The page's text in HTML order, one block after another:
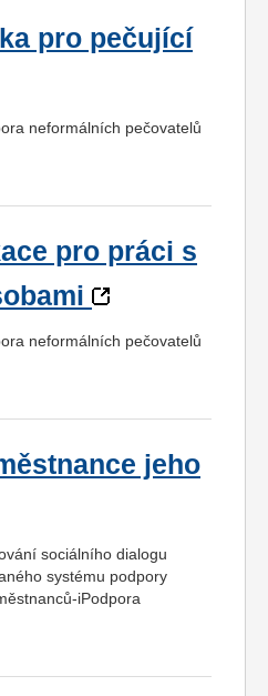
pro pečující
neformálních pečovatelů
pro práci s
neformálních pečovatelů
jeho
sociálního dialogu
systému podpory
iPodpora